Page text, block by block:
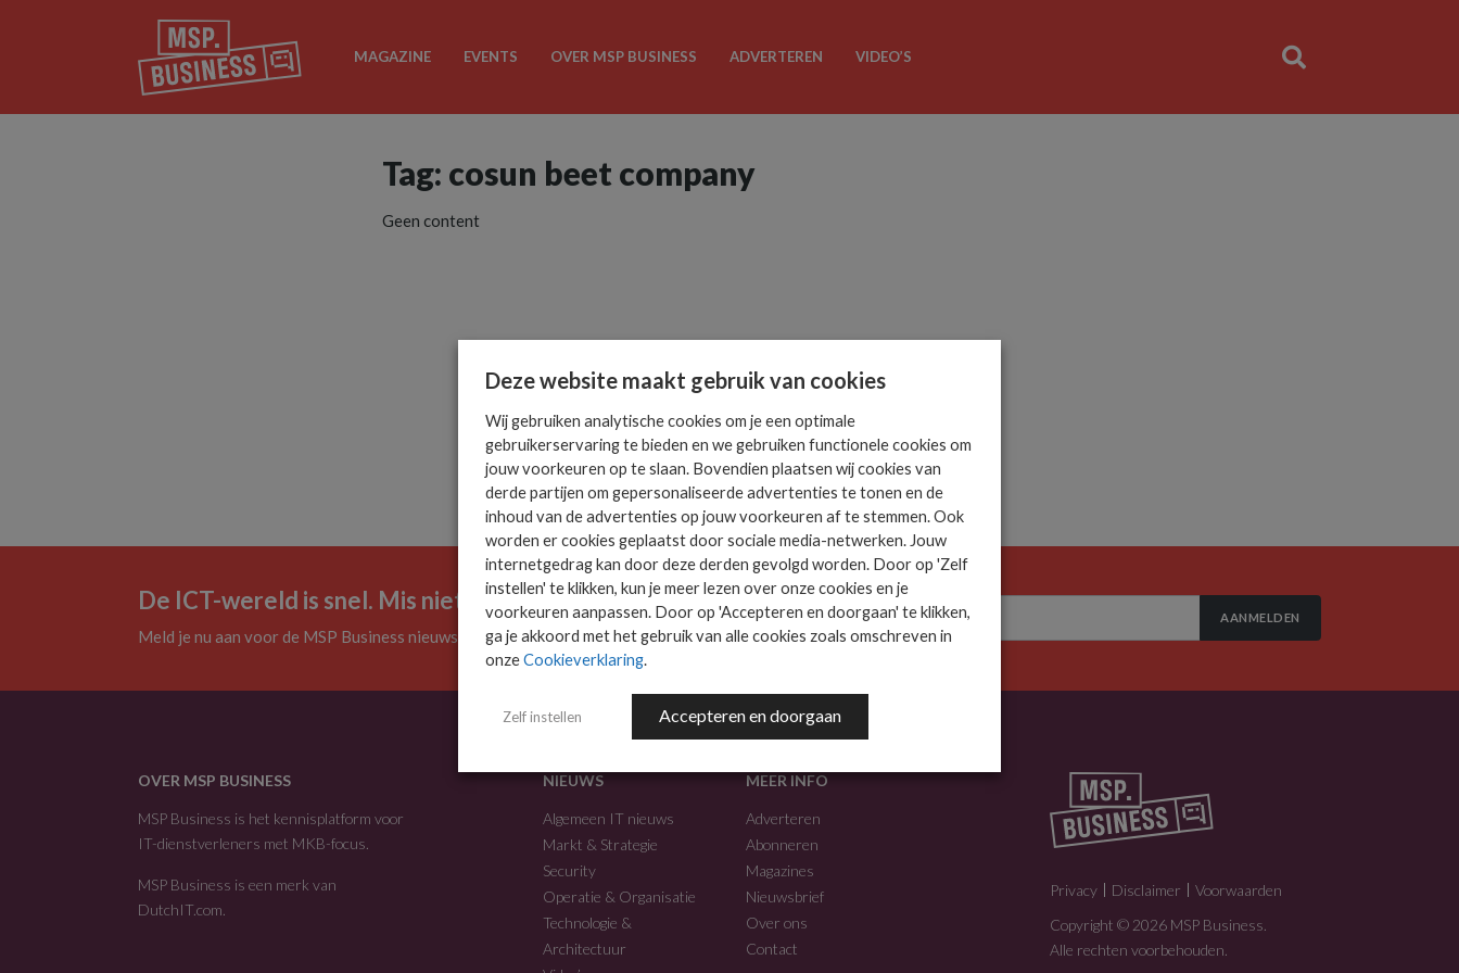
MAGAZINE EVENTS OVER MSP BUSINESS ADVERTEREN VIDEO’S
Tag: cosun beet company
Geen content
De ICT-wereld is snel. Mis niets.
Meld je nu aan voor de MSP Business nieuwsbrief.
AANMELDEN
OVER MSP BUSINESS
MSP Business is het kennisplatform voor
IT-dienstverleners met MKB-focus.
MSP Business is een merk van
DutchIT.com
NIEUWS
Algemeen IT nieuws
Markt & Strategie
Security
Operatie & Organisatie
Technologie &
Architectuur
MEER INFO
Adverteren
Abonneren
Magazines
Nieuwsbrief
Over ons
Contact
Privacy Disclaimer
Voorwaarden
Copyright © 2026 MSP Business.
Alle rechten voorbehouden.
Deze website maakt gebruik van cookies
Wij gebruiken analytische cookies om je een optimale
gebruikerservaring te bieden en we gebruiken functionele cookies om
jouw voorkeuren op te slaan. Bovendien plaatsen wij cookies van
derde partijen om gepersonaliseerde advertenties te tonen en de
inhoud van de advertenties op jouw voorkeuren af te stemmen. Ook
worden er cookies geplaatst door sociale media-netwerken. Jouw
internetgedrag kan door deze derden gevolgd worden. Door op 'Zelf
instellen' te klikken, kun je meer lezen over onze cookies en je
voorkeuren aanpassen. Door op 'Accepteren en doorgaan' te klikken,
ga je akkoord met het gebruik van alle cookies zoals omschreven in
onzeCookieverklaring.
Zelf instellen Accepteren en doorgaan